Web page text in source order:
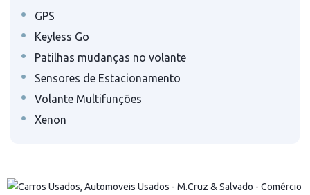
• GPS
• Keyless Go
• Patilhas mudanças no volante
• Sensores de Estacionamento
• Volante Multifunções
• Xenon